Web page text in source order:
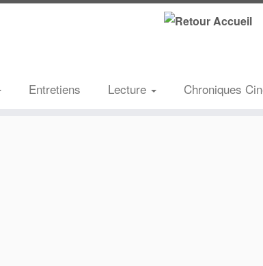
Entretiens Lecture Chroniques